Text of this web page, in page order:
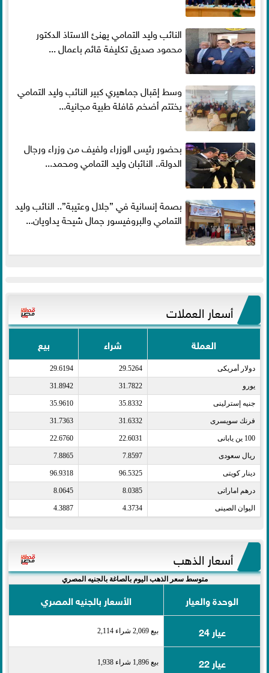
النائب وليد التمامي يهنئ الاستاذ الدكتور
محمود صديق تكليفة قائم باعمال ...
وسط إقبال جماهيري كبير النائب وليد التمامي
يختتم أضخم قافلة طبية مجانية...
بحضور رئيس الوزراء ولفيف من وزراء ورجال
الدولة.. النائبان وليد التمامي ومحمد...
بصمة إنسانية في ”جلال وعتيبة”.. النائب وليد
التمامي والبروفيسور جمال شيحة يداويان...
أسعار العملات
العملة شراء بيع
دولار أمريكى​ 29.5264
29.6194
يورو​ 31.7822
31.8942
جنيه إسترلينى​ 35.8332
35.9610
فرنك سويسرى​ 31.6332
31.7363
100 ين يابانى​ 22.6031
22.6760
ريال سعودى​ 7.8597
7.8865
دينار كويتى​ 96.5325
96.9318
درهم اماراتى​ 8.0385
8.0645
اليوان الصينى​ 4.3734
4.3887
أسعار الذهب
متوسط سعر الذهب اليوم بالصاغة بالجنيه المصري
الوحدة والعيار
الأسعار بالجنيه المصري
عيار 24
بيع 2,069 شراء 2,114
عيار 22 بيع 1,896 شراء 1,938